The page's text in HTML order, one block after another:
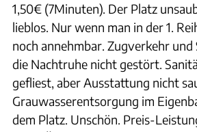
1,50€ (7Minuten). Der Platz
lieblos. Nur wenn man in der 1.
noch annehmbar. Zugverkehr
die Nachtruhe nicht gestört.
gefliest, aber Ausstattung nicht
Grauwasserentsorgung im
dem Platz. Unschön. Preis-